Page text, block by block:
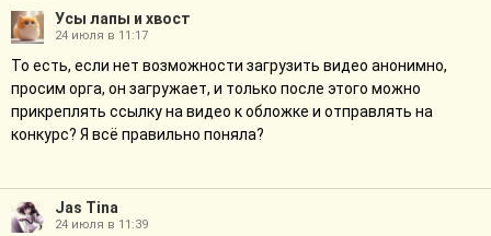
Усы лапы и хвост
24 июля в 11:17
То есть, если нет возможности загрузить видео анонимно,
просим орга, он загружает, и только после этого можно
прикреплять ссылку на видео к обложке и отправлять на
конкурс? Я всё правильно поняла?
Jas Tina
24 июля в 11:39